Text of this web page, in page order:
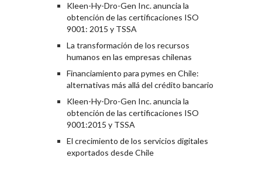
Kleen-Hy-Dro-Gen Inc. anuncia la
obtención de las certificaciones ISO
9001: 2015 y TSSA
La transformación de los recursos
humanos en las empresas chilenas
Financiamiento para pymes en Chile:
alternativas más allá del crédito bancario
Kleen-Hy-Dro-Gen Inc. anuncia la
obtención de las certificaciones ISO
9001:2015 y TSSA
El crecimiento de los servicios digitales
exportados desde Chile